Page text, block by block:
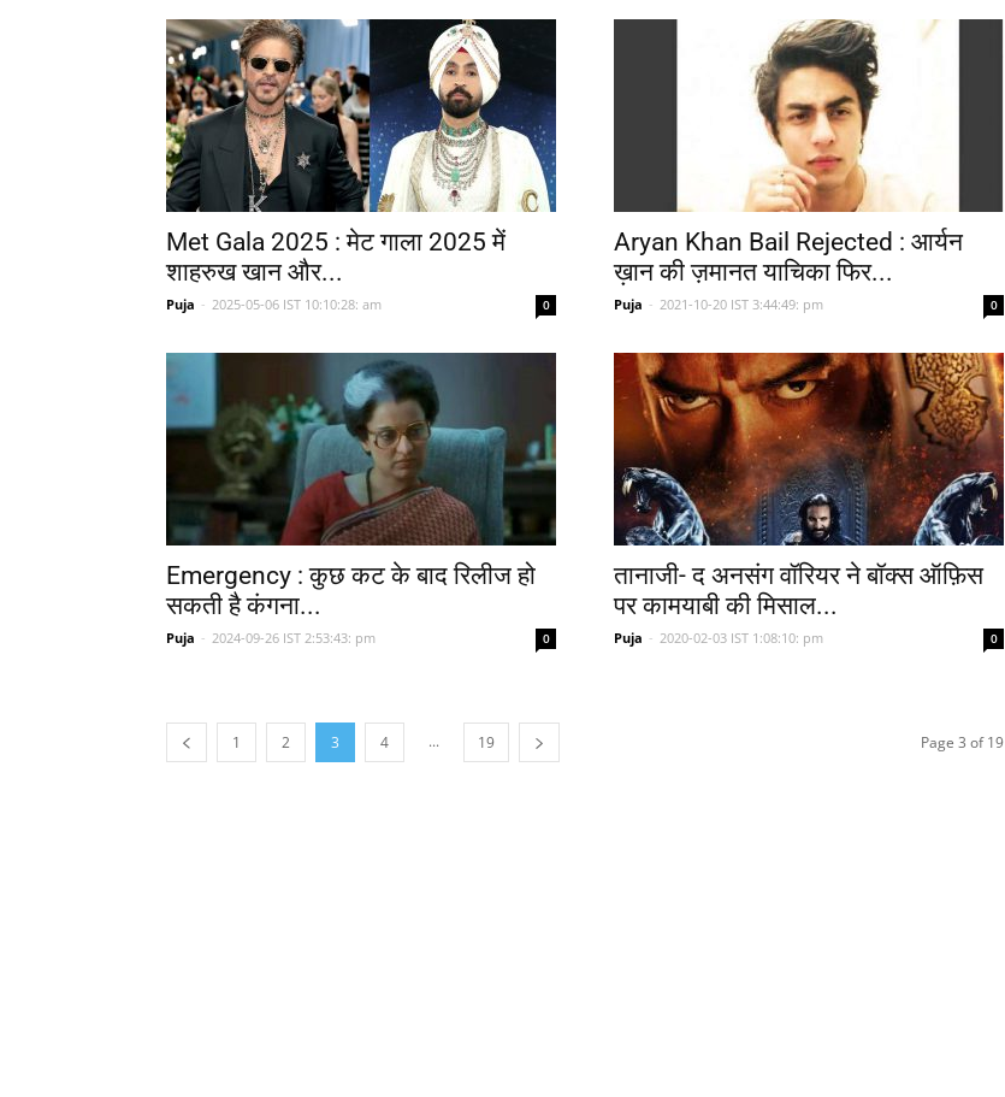
Met Gala 2025 : मेट गाला 2025 में
शाहरुख खान और...
Puja - 2025-05-06 IST 10:10:28: am 0
Aryan Khan Bail Rejected : आर्यन
ख़ान की ज़मानत याचिका फिर...
Puja - 2021-10-20 IST 3:44:49: pm 0
Emergency : कुछ कट के बाद रिलीज हो
सकती है कंगना...
Puja - 2024-09-26 IST 2:53:43: pm 0
तानाजी- द अनसंग वॉरियर ने बॉक्स ऑफ़िस
पर कामयाबी की मिसाल...
Puja - 2020-02-03 IST 1:08:10: pm 0
1 2 3 4 ... 19 Page 3 of 19